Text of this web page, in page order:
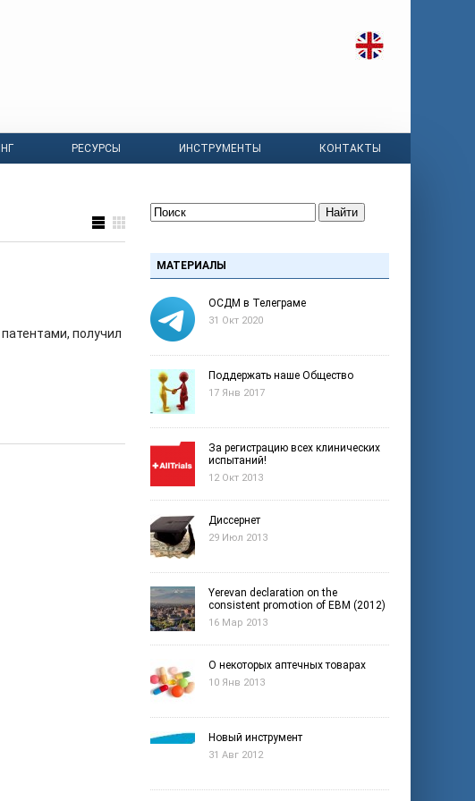
РЕСУРСЫ ИНСТРУМЕНТЫ КОНТАКТЫ
получил
Найти
МАТЕРИАЛЫ
ОСДМ в Телеграме
31 Окт 2020
Поддержать наше Общество
17 Янв 2017
За регистрацию всех клинических
испытаний!
12 Окт 2013
Диссернет
29 Июл 2013
Yerevan declaration on the
consistent promotion of EBM (2012)
16 Мар 2013
О некоторых аптечных товарах
10 Янв 2013
Новый инструмент
31 Авг 2012